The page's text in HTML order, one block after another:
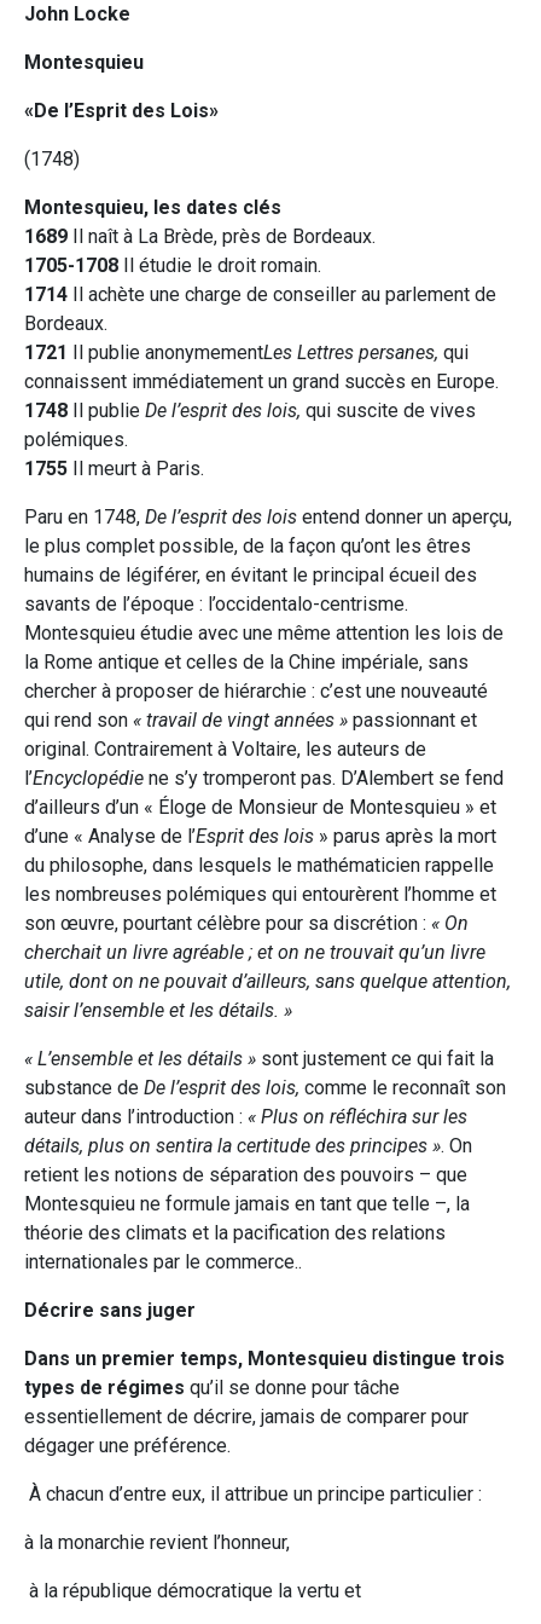
John Locke
Montesquieu
«De l’Esprit des Lois»
(1748)
Montesquieu, les dates clés
1689 Il naît à La Brède, près de Bordeaux.
1705-1708 Il étudie le droit romain.
1714 Il achète une charge de conseiller au parlement de
Bordeaux.
1721 Il publie anonymementLes Lettres persanes, qui
connaissent immédiatement un grand succès en Europe.
1748 Il publie De l’esprit des lois, qui suscite de vives
polémiques.
1755 Il meurt à Paris.
Paru en 1748, De l’esprit des lois entend donner un aperçu,
le plus complet possible, de la façon qu’ont les êtres
humains de légiférer, en évitant le principal écueil des
savants de l’époque : l’occidentalo-centrisme.
Montesquieu étudie avec une même attention les lois de
la Rome antique et celles de la Chine impériale, sans
chercher à proposer de hiérarchie : c’est une nouveauté
qui rend son « travail de vingt années » passionnant et
original. Contrairement à Voltaire, les auteurs de
l’Encyclopédie ne s’y tromperont pas. D’Alembert se fend
d’ailleurs d’un « Éloge de Monsieur de Montesquieu » et
d’une « Analyse de l’Esprit des lois » parus après la mort
du philosophe, dans lesquels le mathématicien rappelle
les nombreuses polémiques qui entourèrent l’homme et
son œuvre, pourtant célèbre pour sa discrétion : « On
cherchait un livre agréable ; et on ne trouvait qu’un livre
utile, dont on ne pouvait d’ailleurs, sans quelque attention,
saisir l’ensemble et les détails. »
« L’ensemble et les détails » sont justement ce qui fait la
substance de De l’esprit des lois, comme le reconnaît son
auteur dans l’introduction : « Plus on réfléchira sur les
détails, plus on sentira la certitude des principes ». On
retient les notions de séparation des pouvoirs – que
Montesquieu ne formule jamais en tant que telle –, la
théorie des climats et la pacification des relations
internationales par le commerce..
Décrire sans juger
Dans un premier temps, Montesquieu distingue trois
types de régimes qu’il se donne pour tâche
essentiellement de décrire, jamais de comparer pour
dégager une préférence.
À chacun d’entre eux, il attribue un principe particulier :
à la monarchie revient l’honneur,
à la république démocratique la vertu et